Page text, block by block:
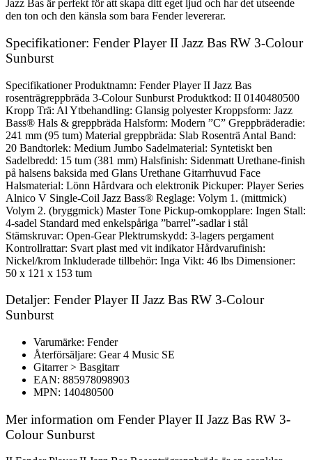
Jazz Bas är perfekt för att skapa ditt eget ljud och har det utseende
den ton och den känsla som bara Fender levererar.
Specifikationer: Fender Player II Jazz Bas RW 3-Colour
Sunburst
Specifikationer Produktnamn: Fender Player II Jazz Bas
rosenträgreppbräda 3-Colour Sunburst Produktkod: II 0140480500
Kropp Trä: Al Ytbehandling: Glansig polyester Kroppsform: Jazz
Bass® Hals & greppbräda Halsform: Modern ”C” Greppbräderadie:
241 mm (95 tum) Material greppbräda: Slab Rosenträ Antal Band:
20 Bandtorlek: Medium Jumbo Sadelmaterial: Syntetiskt ben
Sadelbredd: 15 tum (381 mm) Halsfinish: Sidenmatt Urethane-finish
på halsens baksida med Glans Urethane Gitarrhuvud Face
Halsmaterial: Lönn Hårdvara och elektronik Pickuper: Player Series
Alnico V Single-Coil Jazz Bass® Reglage: Volym 1. (mittmick)
Volym 2. (bryggmick) Master Tone Pickup-omkopplare: Ingen Stall:
4-sadel Standard med enkelspåriga ”barrel”-sadlar i stål
Stämskruvar: Open-Gear Plektrumskydd: 3-lagers pergament
Kontrollrattar: Svart plast med vit indikator Hårdvarufinish:
Nickel/krom Inkluderade tillbehör: Inga Vikt: 46 lbs Dimensioner:
50 x 121 x 153 tum
Detaljer: Fender Player II Jazz Bas RW 3-Colour
Sunburst
Varumärke: Fender
Återförsäljare: Gear 4 Music SE
Gitarrer > Basgitarr
EAN: 885978098903
MPN: 140480500
Mer information om Fender Player II Jazz Bas RW 3-
Colour Sunburst